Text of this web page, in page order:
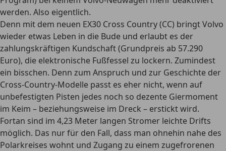
werden. Also eigentlich.
Denn mit dem neuen EX30 Cross Country (CC) bringt Volvo
wieder etwas Leben in die Bude und erlaubt es der
zahlungskräftigen Kundschaft (Grundpreis ab 57.290
Euro), die elektronische Fußfessel zu lockern. Zumindest
ein bisschen. Denn zum Anspruch und zur Geschichte der
Cross-Country-Modelle passt es eher nicht, wenn auf
unbefestigten Pisten jedes noch so dezente Giermoment
im Keim – beziehungsweise im Dreck – erstickt wird.
Fortan sind im 4,23 Meter langen Stromer leichte Drifts
möglich. Das nur für den Fall, dass man ohnehin nahe des
Polarkreises wohnt und Zugang zu einem zugefrorenen